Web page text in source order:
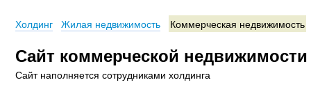
Холдинг Жилая недвижимость Коммерческая недвижимость
Сайт коммерческой недвижимости
Сайт наполняется сотрудниками холдинга